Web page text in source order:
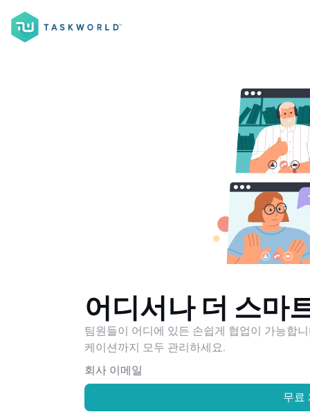
어디서나 더 스마
팀원들이 어디에 있든 손쉽게 협업이 가능합
케이션까지 모두 관리하세요.
무료